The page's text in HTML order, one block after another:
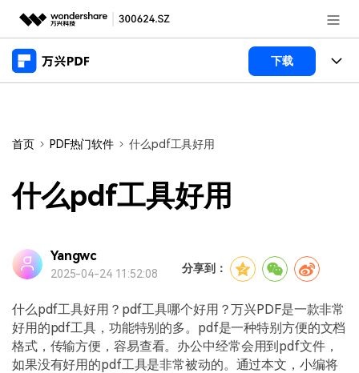
推荐产品
新闻中心
关于万兴
帮助中心
客服热线：4000-300624
下载
桌面端
万兴PDF Mac版
万兴PDF 安卓版
万兴PDF iOS版
PDF开发工具
功能
PDF新功能
PDF编辑器
PDF合并工具
PDF加密
PDF文件压缩
商业合作
企业采购
经销商招募
产品支持
常见问题
产品信息
首页 PDF热门软件 什么pdf工具好用
什么pdf工具好用
Yangwc
2025-04-24 11:52:08 分享到：
什么pdf工具好用？pdf工具哪个好用？万兴PDF是一款非常
好用的pdf工具，功能特别的多。pdf是一种特别方便的文档
格式，传输方便，容易查看。办公中经常会用到pdf文件，
如果没有好用的pdf工具是非常被动的。通过本文，小编将